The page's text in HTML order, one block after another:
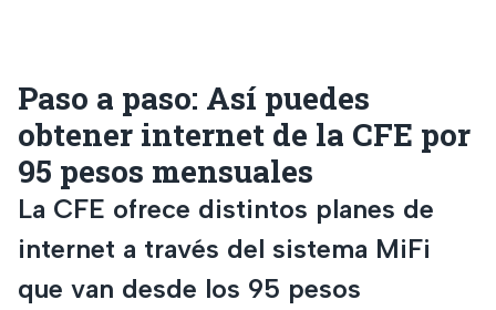
Paso a paso: Así puedes
obtener internet de la CFE por
95 pesos mensuales
La CFE ofrece distintos planes de
internet a través del sistema MiFi
que van desde los 95 pesos